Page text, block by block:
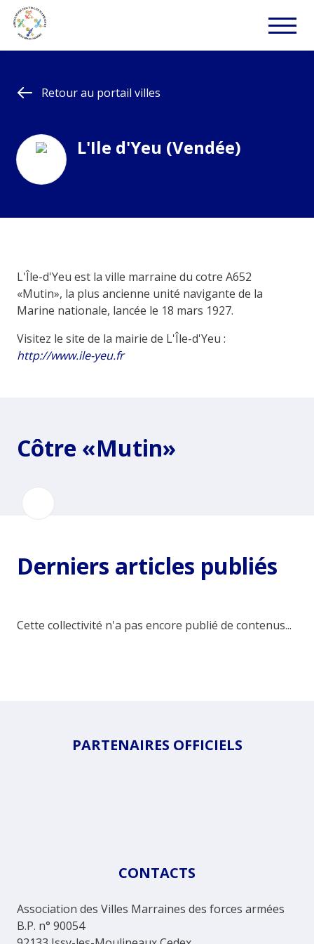
Retour au portail villes
L'Ile d'Yeu (Vendée)
L'Île-d'Yeu est la ville marraine du cotre A652
«Mutin», la plus ancienne unité navigante de la
Marine nationale, lancée le 18 mars 1927.
Visitez le site de la mairie de L'Île-d'Yeu :
http://www.ile-yeu.fr
Côtre «Mutin»
Derniers articles publiés
Cette collectivité n'a pas encore publié de contenus...
PARTENAIRES OFFICIELS
CONTACTS
Association des Villes Marraines des forces armées
B.P. n° 90054